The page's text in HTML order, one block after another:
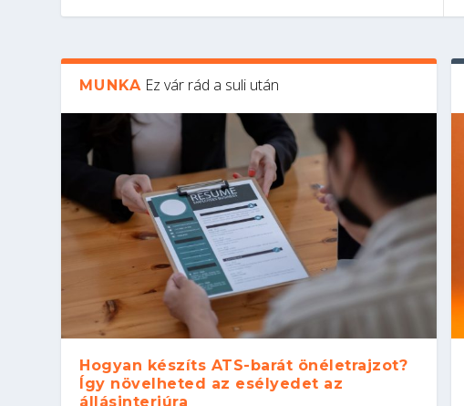
MUNKA Ez vár rád a suli után
Hogyan készíts ATS-barát önéletrajzot?
Így növelheted az esélyedet az
állásinterjúra